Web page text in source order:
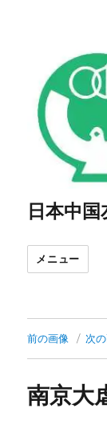
日本中
メニュー
前の画像 次
南京大